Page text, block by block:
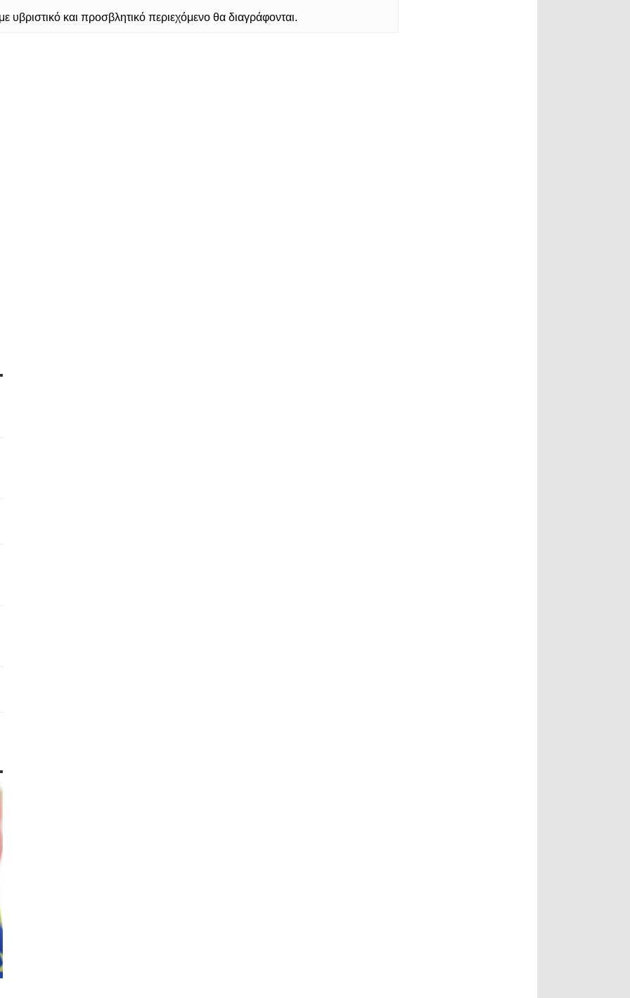
και προσβλητικό περιεχόμενο θα διαγράφονται.